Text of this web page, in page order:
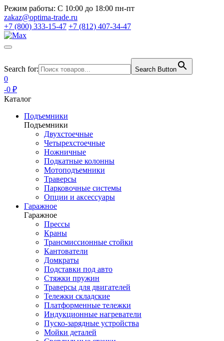
Режим работы: С 10:00 до 18:00 пн-пт
zakaz@optima-trade.ru
+7 (800) 333-15-47 +7 (812) 407-34-47
Search for: Search Button
0
-0 ₽
Каталог
Подъемники
Подъемники
Двухстоечные
Четырехстоечные
Ножничные
Подкатные колонны
Мотоподъемники
Траверсы
Парковочные системы
Опции и аксессуары
Гаражное
Гаражное
Прессы
Краны
Трансмиссионные стойки
Кантователи
Домкраты
Подставки под авто
Стяжки пружин
Траверсы для двигателей
Тележки складские
Платформенные тележки
Индукционные нагреватели
Пуско-зарядные устройства
Мойки деталей